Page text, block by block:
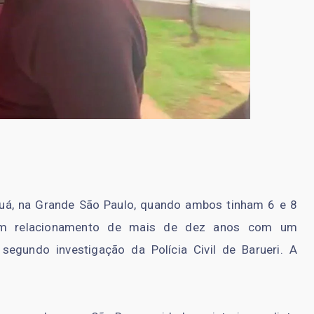
na Grande São Paulo, quando ambos tinham 6 e 8
relacionamento de mais de dez anos com um
investigação da Polícia Civil de Barueri. A